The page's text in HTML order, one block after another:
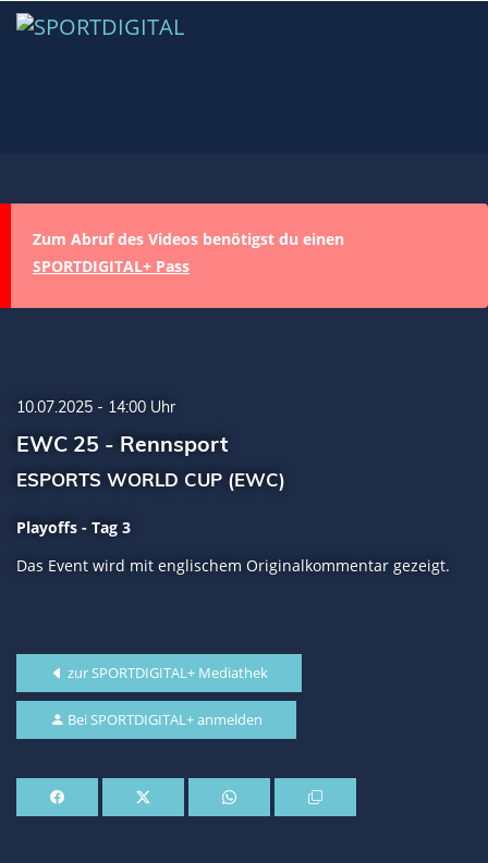
Zum Abruf des Videos benötigst du einen
SPORTDIGITAL+ Pass
10.07.2025 - 14:00 Uhr
EWC 25 - Rennsport
ESPORTS WORLD CUP (EWC)
Playoffs - Tag 3
Das Event wird mit englischem Originalkommentar gezeigt.
zur SPORTDIGITAL+ Mediathek
Bei SPORTDIGITAL+ anmelden